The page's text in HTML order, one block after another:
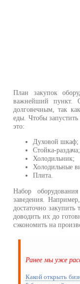
План закупок
важнейший пункт.
долговечным, так
еды. Чтобы
это:
Духовой шкаф;
Стойка-раздача;
Холодильник;
Холодильные
Плита.
Набор
заведения.
достаточно закупить
доводить их до
сэкономить на
Ранее мы уже
Какой открыть